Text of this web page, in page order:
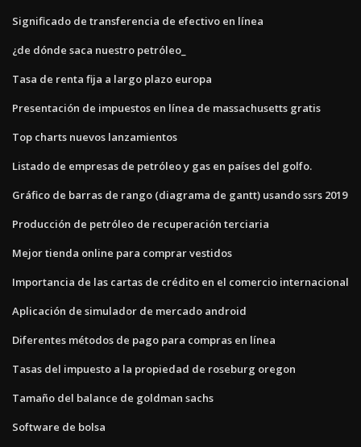
Significado de transferencia de efectivo en línea
¿de dónde saca nuestro petróleo_
Tasa de renta fija a largo plazo europa
Presentación de impuestos en línea de massachusetts gratis
Top charts nuevos lanzamientos
Listado de empresas de petróleo y gas en países del golfo.
Gráfico de barras de rango (diagrama de gantt) usando ssrs 2019
Producción de petróleo de recuperación terciaria
Mejor tienda online para comprar vestidos
Importancia de las cartas de crédito en el comercio internacional
Aplicación de simulador de mercado android
Diferentes métodos de pago para compras en línea
Tasas del impuesto a la propiedad de roseburg oregon
Tamaño del balance de goldman sachs
Software de bolsa